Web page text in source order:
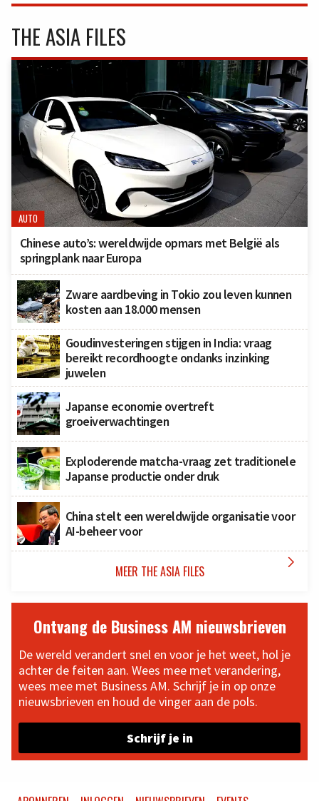
THE ASIA FILES
AUTO
Chinese auto’s: wereldwijde opmars met België als
springplank naar Europa
Zware aardbeving in Tokio zou leven kunnen
kosten aan 18.000 mensen
Goudinvesteringen stijgen in India: vraag
bereikt recordhoogte ondanks inzinking
juwelen
Japanse economie overtreft
groeiverwachtingen
Exploderende matcha-vraag zet traditionele
Japanse productie onder druk
China stelt een wereldwijde organisatie voor
AI-beheer voor
MEER THE ASIA FILES 
Ontvang de Business AM nieuwsbrieven
De wereld verandert snel en voor je het weet, hol je
achter de feiten aan. Wees mee met verandering,
wees mee met Business AM. Schrijf je in op onze
nieuwsbrieven en houd de vinger aan de pols.
Schrijf je in